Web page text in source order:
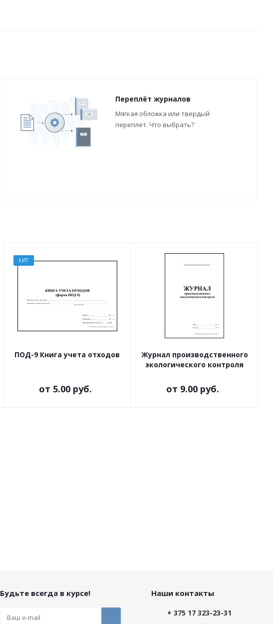
Переплёт журналов
Мягкая обложка или твердый
переплет. Что выбрать?
ХИТ
ПОД-9 Книга учета отходов
от 5.00 руб.
Журнал производственного
экологического контроля
от 9.00 руб.
Будьте всегда в курсе! Наши контакты
+ 375 17 323-23-31